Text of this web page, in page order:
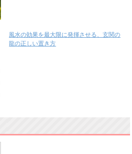
風水の効果を最大限に発揮させる、玄関の
龍の正しい置き方